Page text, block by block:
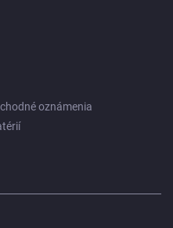
oznámenia